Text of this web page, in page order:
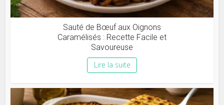
Sauté de Bœuf aux Oignons
Caramélisés : Recette Facile et
Savoureuse
Lire la suite